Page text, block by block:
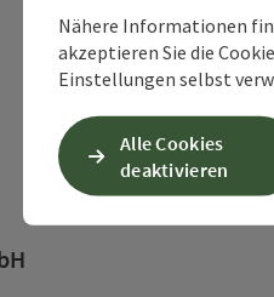
Nähere Informationen
akzeptieren Sie die
Einstellungen selbst
Alle Cookies
deaktivieren